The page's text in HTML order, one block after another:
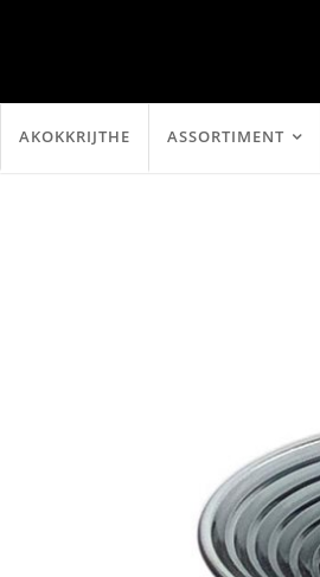
AKOKKRIJTHE ASSORTIMENT